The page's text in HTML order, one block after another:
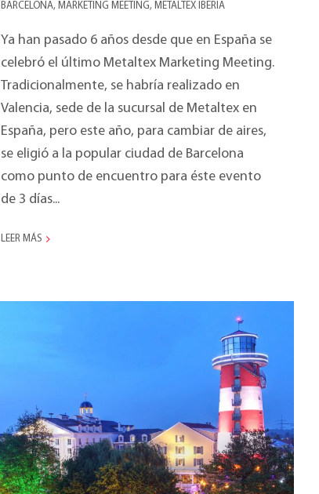
BARCELONA, MARKETING MEETING, METALTEX IBERIA
Ya han pasado 6 años desde que en España se
celebró el último Metaltex Marketing Meeting.
Tradicionalmente, se habría realizado en
Valencia, sede de la sucursal de Metaltex en
España, pero este año, para cambiar de aires,
se eligió a la popular ciudad de Barcelona
como punto de encuentro para éste evento
de 3 días...
LEER MÁS
Marketing Meeting
2017